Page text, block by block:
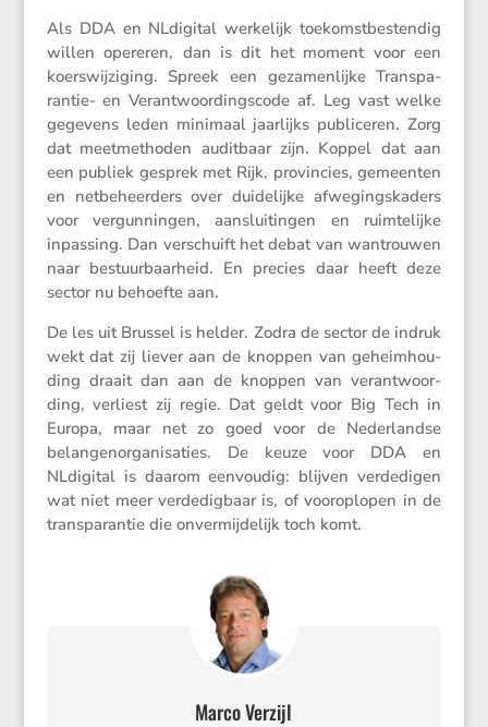
Als DDA en NLdigital werke­lijk toekomst­be­stendig
willen opereren, dan is dit het moment voor een
koers­wij­zi­ging. Spreek een gezamen­lijke Trans­pa­
rantie- en Verant­woor­dings­code af. Leg vast welke
gegevens leden minimaal jaarlijks publi­ceren. Zorg
dat meetme­thoden audit­baar zijn. Koppel dat aan
een publiek gesprek met Rijk, provin­cies, gemeenten
en netbe­heer­ders over duide­lijke afwegings­ka­ders
voor vergun­ningen, aanslui­tingen en ruimte­lijke
inpas­sing. Dan verschuift het debat van wantrouwen
naar bestuur­baar­heid. En precies daar heeft deze
sector nu behoefte aan.
De les uit Brussel is helder. Zodra de sector de indruk
wekt dat zij liever aan de knoppen van geheim­hou­
ding draait dan aan de knoppen van verant­woor­
ding, verliest zij regie. Dat geldt voor Big Tech in
Europa, maar net zo goed voor de Neder­landse
belan­gen­or­ga­ni­sa­ties. De keuze voor DDA en
NLdigital is daarom eenvoudig: blijven verde­digen
wat niet meer verde­dig­baar is, of voorop­lopen in de
trans­pa­rantie die onver­mij­de­lijk toch komt.
Marco Verzijl